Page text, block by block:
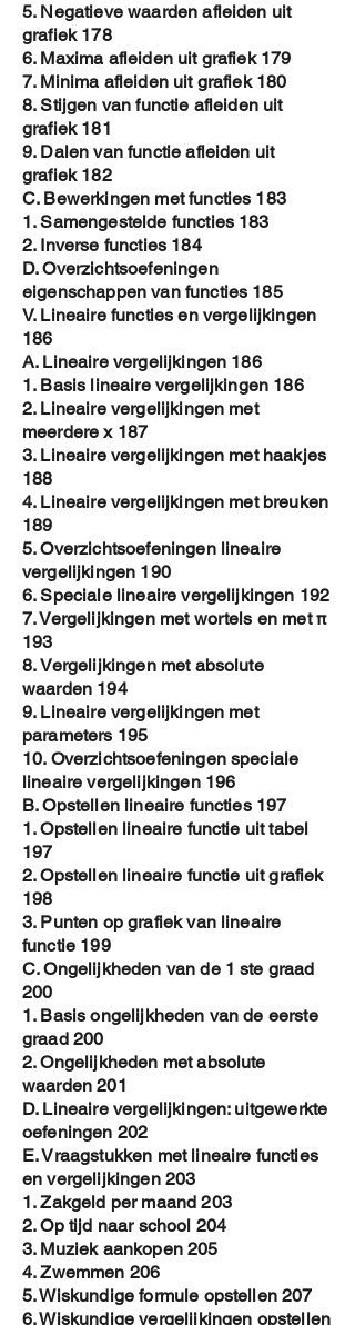
5. Negatieve waarden afleiden uit
grafiek 178
6. Maxima afleiden uit grafiek 179
7. Minima afleiden uit grafiek 180
8. Stijgen van functie afleiden uit
grafiek 181
9. Dalen van functie afleiden uit
grafiek 182
C. Bewerkingen met functies 183
1. Samengestelde functies 183
2. Inverse functies 184
D. Overzichtsoefeningen
eigenschappen van functies 185
V. Lineaire functies en vergelijkingen
186
A. Lineaire vergelijkingen 186
1. Basis lineaire vergelijkingen 186
2. Lineaire vergelijkingen met
meerdere x 187
3. Lineaire vergelijkingen met haakjes
188
4. Lineaire vergelijkingen met breuken
189
5. Overzichtsoefeningen lineaire
vergelijkingen 190
6. Speciale lineaire vergelijkingen 192
7. Vergelijkingen met wortels en met π
193
8. Vergelijkingen met absolute
waarden 194
9. Lineaire vergelijkingen met
parameters 195
10. Overzichtsoefeningen speciale
lineaire vergelijkingen 196
B. Opstellen lineaire functies 197
1. Opstellen lineaire functie uit tabel
197
2. Opstellen lineaire functie uit grafiek
198
3. Punten op grafiek van lineaire
functie 199
C. Ongelijkheden van de 1 ste graad
200
1. Basis ongelijkheden van de eerste
graad 200
2. Ongelijkheden met absolute
waarden 201
D. Lineaire vergelijkingen: uitgewerkte
oefeningen 202
E. Vraagstukken met lineaire functies
en vergelijkingen 203
1. Zakgeld per maand 203
2. Op tijd naar school 204
3. Muziek aankopen 205
4. Zwemmen 206
5. Wiskundige formule opstellen 207
6. Wiskundige vergelijkingen opstellen